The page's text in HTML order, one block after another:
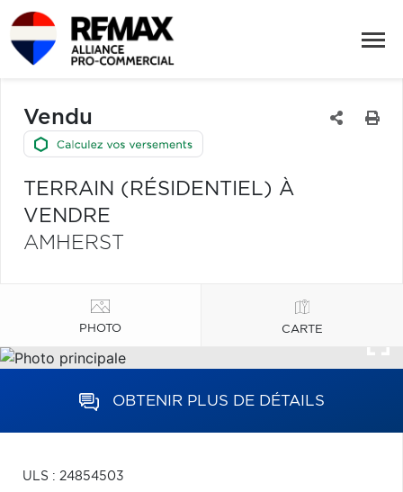
Vendu
TERRAIN (RÉSIDENTIEL) À
VENDRE
AMHERST
PHOTO CARTE
OBTENIR PLUS DE DÉTAILS
ULS : 24854503